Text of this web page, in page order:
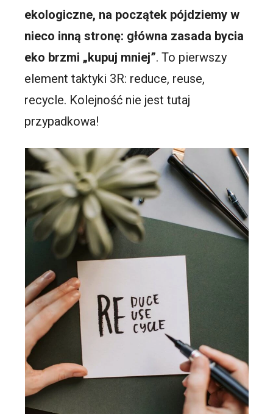
ekologiczne, na początek pójdziemy w
nieco inną stronę: główna zasada bycia
eko brzmi „kupuj mniej”. To pierwszy
element taktyki 3R: reduce, reuse,
recycle. Kolejność nie jest tutaj
przypadkowa!